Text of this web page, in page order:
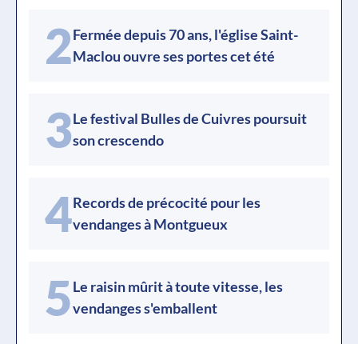
2Fermée depuis 70 ans, l'église Saint-
Maclou ouvre ses portes cet été
3Le festival Bulles de Cuivres poursuit
son crescendo
4Records de précocité pour les
vendanges à Montgueux
5Le raisin mûrit à toute vitesse, les
vendanges s'emballent